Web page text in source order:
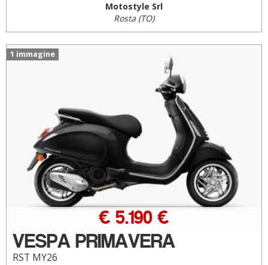
Motostyle Srl
Rosta (TO)
1 immagine
VESPA PRIMAVERA
RST MY26
€ 5.190 €